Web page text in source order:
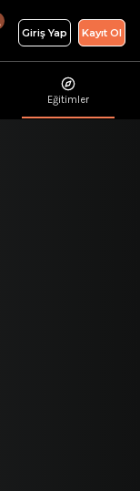
Giriş Yap
Kayıt Ol
Eğitimler